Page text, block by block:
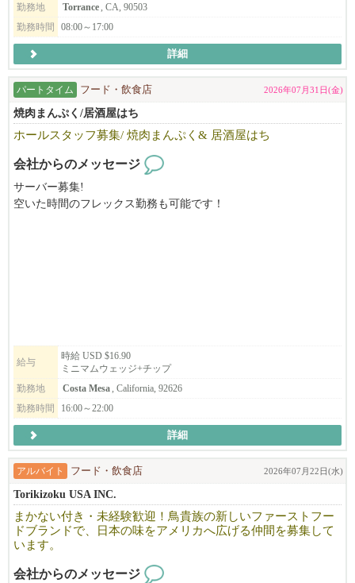
勤務地
Torrance , CA, 90503
勤務時間
08:00～17:00
詳細
パートタイム フード・飲食店 2026年07月31日(金)
焼肉まんぷく/居酒屋はち
ホールスタッフ募集/ 焼肉まんぷく& 居酒屋はち
会社からのメッセージ
サーバー募集!
空いた時間のフレックス勤務も可能です！
給与
時給 USD $16.90
ミニマムウェッジ+チップ
勤務地
Costa Mesa, California, 92626
勤務時間
16:00～22:00
詳細
アルバイト フード・飲食店 2026年07月22日(水)
Torikizoku USA INC.
まかない付き・未経験歓迎！鳥貴族の新しいファーストフー
ドブランドで、日本の味をアメリカへ広げる仲間を募集して
います。
会社からのメッセージ